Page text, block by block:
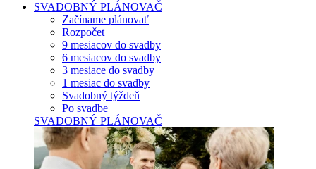
SVADOBNÝ PLÁNOVAČ
Začíname plánovať
Rozpočet
9 mesiacov do svadby
6 mesiacov do svadby
3 mesiace do svadby
1 mesiac do svadby
Svadobný týždeň
Po svadbe
SVADOBNÝ PLÁNOVAČ